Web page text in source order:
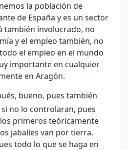
la población de
de España y es un sector
también involucrado, no
y el empleo también, no
el empleo en el mundo
importante en cualquier
en Aragón.
bueno, pues también
no lo controlaran, pues
primeros teóricamente
jabalíes van por tierra.
todo lo que se haga en